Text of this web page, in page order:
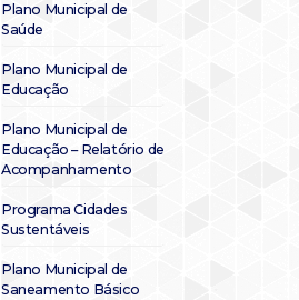
Plano Municipal de
Saúde
Plano Municipal de
Educação
Plano Municipal de
Educação – Relatório de
Acompanhamento
Programa Cidades
Sustentáveis
Plano Municipal de
Saneamento Básico